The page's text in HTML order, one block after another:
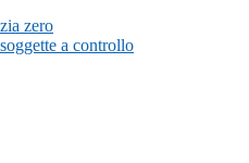
zero
a controllo